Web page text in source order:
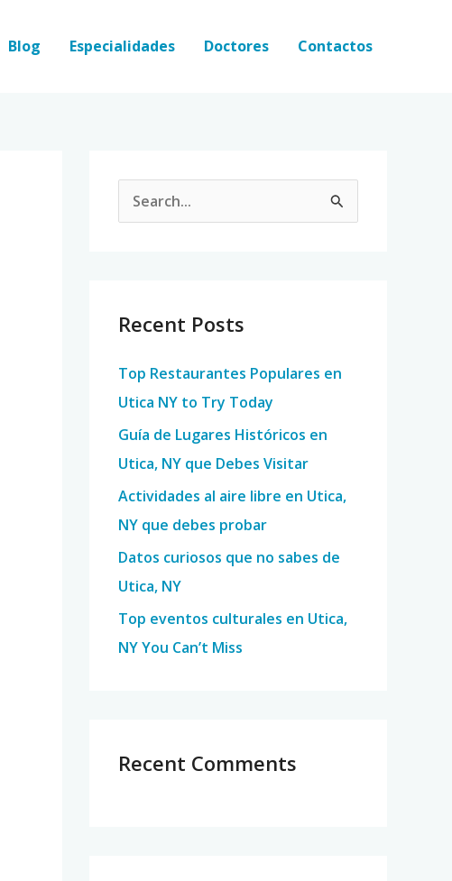
Blog Especialidades Doctores Contactos
c
f
o
r
:
Recent Posts
Top Restaurantes Populares en
Utica NY to Try Today
Guía de Lugares Históricos en
Utica, NY que Debes Visitar
Actividades al aire libre en Utica,
NY que debes probar
Datos curiosos que no sabes de
Utica, NY
Top eventos culturales en Utica,
NY You Can’t Miss
Recent Comments